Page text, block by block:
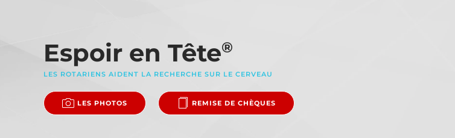
Espoir en Tête®
LES ROTARIENS AIDENT LA RECHERCHE SUR LE CERVEAU
LES PHOTOS REMISE DE CHÈQUES